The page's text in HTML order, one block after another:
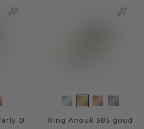
B
Ring Anouk 585 goud